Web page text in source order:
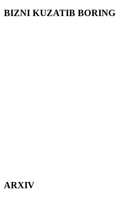
BIZNI KUZATIB BORING
ARXIV